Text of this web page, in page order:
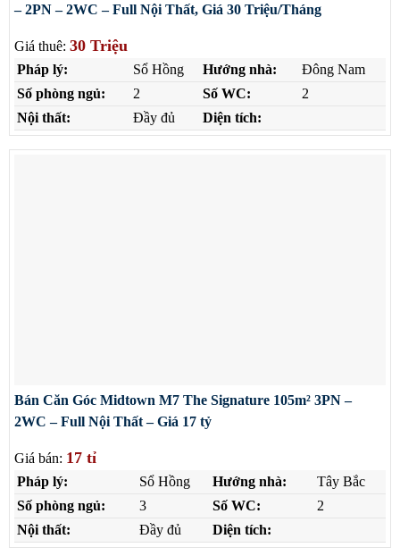
– 2PN – 2WC – Full Nội Thất, Giá 30 Triệu/Tháng
Giá thuê: 30 Triệu
Pháp lý: Sổ Hồng Hướng nhà:
Đông Nam
Số phòng ngủ:
2 Số WC:
2
Nội thất:
Đầy đủ Diện tích:
Bán Căn Góc Midtown M7 The Signature 105m² 3PN –
2WC – Full Nội Thất – Giá 17 tỷ
Giá bán: 17 tỉ
Pháp lý: Sổ Hồng Hướng nhà:
Tây Bắc
Số phòng ngủ:
3 Số WC:
2
Nội thất:
Đầy đủ Diện tích: